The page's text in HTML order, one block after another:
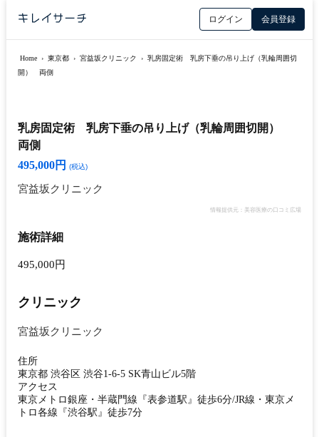
ログイン 会員登録
Home › 東京都 › 宮益坂クリニック › 乳房固定術 乳房下垂の吊り上げ（乳輪周囲切
開） 両側
乳房固定術 乳房下垂の吊り上げ（乳輪周囲切開）
両側
495,000円
(税込)
宮益坂クリニック
情報提供元：美容医療の口コミ広場
施術詳細
495,000円
クリニック
宮益坂クリニック
住所
東京都 渋谷区 渋谷1-6-5 SK青山ビル5階
アクセス
東京メトロ銀座・半蔵門線『表参道駅』徒歩6分/JR線・東京メ
トロ各線『渋谷駅』徒歩7分